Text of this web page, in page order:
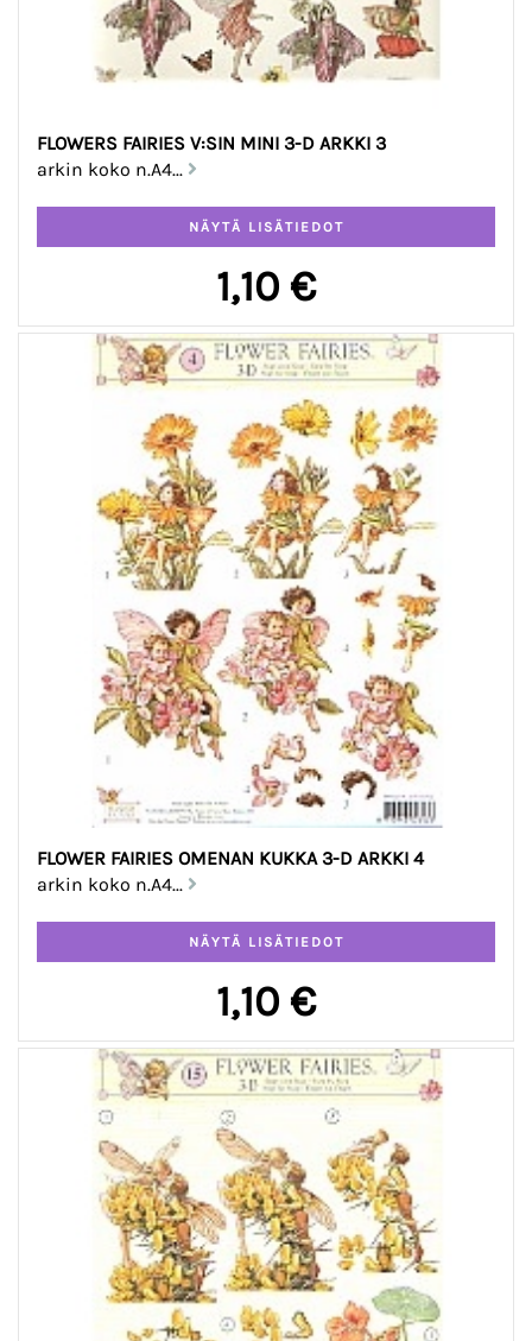
FLOWERS FAIRIES V:SIN MINI 3-D ARKKI 3
arkin koko n.A4...
1,10 €
FLOWER FAIRIES OMENAN KUKKA 3-D ARKKI 4
arkin koko n.A4...
1,10 €